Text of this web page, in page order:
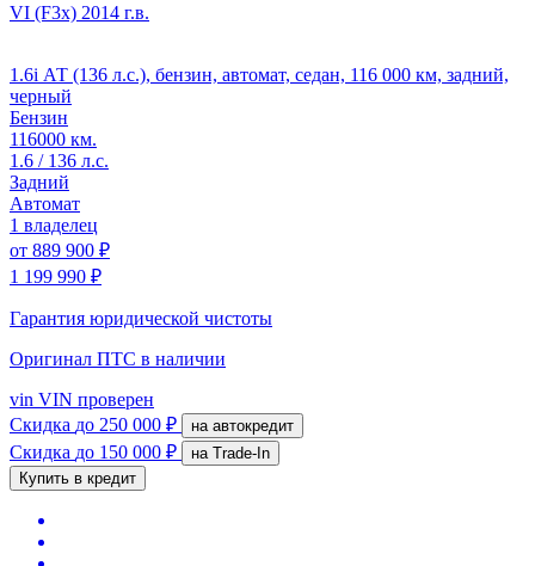
VI (F3x) 2014 г.в.
1.6i АТ (136 л.с.), бензин, автомат, седан, 116 000 км, задний,
черный
Бензин
116000 км.
1.6 / 136 л.с.
Задний
Автомат
1 владелец
от 889 900 ₽
1 199 990 ₽
Гарантия юридической чистоты
Оригинал ПТС в наличии
vin VIN проверен
Скидка до 250 000 ₽ на автокредит
Скидка до 150 000 ₽
на Trade-In
Купить в кредит